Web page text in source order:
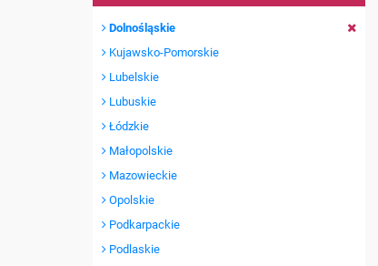
Dolnośląskie
Kujawsko-Pomorskie
Lubelskie
Lubuskie
Łódzkie
Małopolskie
Mazowieckie
Opolskie
Podkarpackie
Podlaskie